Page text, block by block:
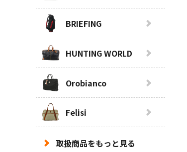
BRIEFING
HUNTING WORLD
Orobianco
Felisi
取扱商品をもっと見る